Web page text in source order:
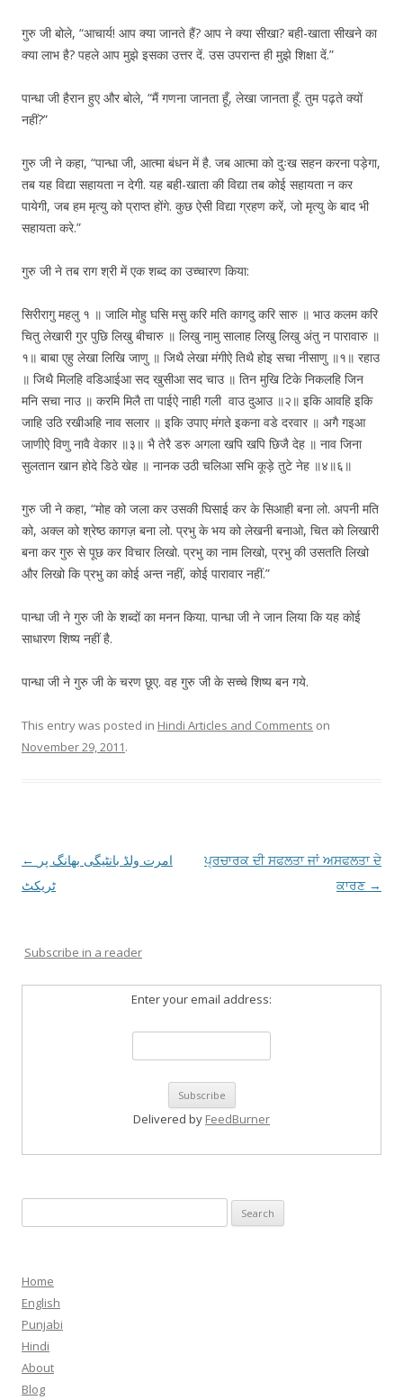
गुरु जी बोले, “आचार्य! आप क्या जानते हैं? आप ने क्या सीखा? बही-खाता सीखने का
क्या लाभ है? पहले आप मुझे इसका उत्तर दें. उस उपरान्त ही मुझे शिक्षा दें.”
पान्धा जी हैरान हुए और बोले, “मैं गणना जानता हूँ, लेखा जानता हूँ. तुम पढ़ते क्यों
नहीं?”
गुरु जी ने कहा, “पान्धा जी, आत्मा बंधन में है. जब आत्मा को दुःख सहन करना पड़ेगा,
तब यह विद्या सहायता न देगी. यह बही-खाता की विद्या तब कोई सहायता न कर
पायेगी, जब हम मृत्यु को प्राप्त होंगे. कुछ ऐसी विद्या ग्रहण करें, जो मृत्यु के बाद भी
सहायता करे.”
गुरु जी ने तब राग श्री में एक शब्द का उच्चारण किया:
सिरीरागु महलु १ ॥ जालि मोहु घसि मसु करि मति कागदु करि सारु ॥ भाउ कलम करि
चितु लेखारी गुर पुछि लिखु बीचारु ॥ लिखु नामु सालाह लिखु लिखु अंतु न पारावारु ॥
१॥ बाबा एहु लेखा लिखि जाणु ॥ जिथै लेखा मंगीऐ तिथै होइ सचा नीसाणु ॥१॥ रहाउ
॥ जिथै मिलहि वडिआईआ सद खुसीआ सद चाउ ॥ तिन मुखि टिके निकलहि जिन
मनि सचा नाउ ॥ करमि मिलै ता पाईऐ नाही गली वाउ दुआउ ॥२॥ इकि आवहि इकि
जाहि उठि रखीअहि नाव सलार ॥ इकि उपाए मंगते इकना वडे दरवार ॥ अगै गइआ
जाणीऐ विणु नावै वेकार ॥३॥ भै तेरै डरु अगला खपि खपि छिजै देह ॥ नाव जिना
सुलतान खान होदे डिठे खेह ॥ नानक उठी चलिआ सभि कूड़े तुटे नेह ॥४॥६॥
गुरु जी ने कहा, “मोह को जला कर उसकी घिसाई कर के सिआही बना लो. अपनी मति
को, अक्ल को श्रेष्ठ कागज़ बना लो. प्रभु के भय को लेखनी बनाओ, चित को लिखारी
बना कर गुरु से पूछ कर विचार लिखो. प्रभु का नाम लिखो, प्रभु की उसतति लिखो
और लिखो कि प्रभु का कोई अन्त नहीं, कोई पारावार नहीं.”
पान्धा जी ने गुरु जी के शब्दों का मनन किया. पान्धा जी ने जान लिया कि यह कोई
साधारण शिष्य नहीं है.
पान्धा जी ने गुरु जी के चरण छूए. वह गुरु जी के सच्चे शिष्य बन गये.
This entry was posted in Hindi Articles and Comments on
November 29, 2011.
Post
navigation
←
ٹریکٹ
ਪ੍ਰਚਾਰਕ ਦੀ ਸਫਲਤਾ ਜਾਂ ਅਸਫਲਤਾ ਦੇ
ਕਾਰਣ →
Subscribe in a reader
Enter your email address:
Delivered by FeedBurner
for:
Home
English
Punjabi
Hindi
About
Blog